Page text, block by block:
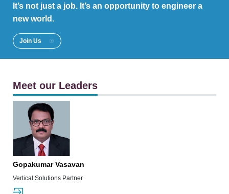
It’s not just a job. It’s an opportunity to engineer a
new world.
Join Us
Meet our Leaders
Gopakumar Vasavan
Vertical Solutions Partner